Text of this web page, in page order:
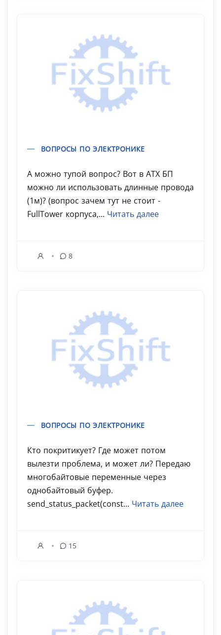
ВОПРОСЫ ПО ЭЛЕКТРОНИКЕ
А можно тупой вопрос? Вот в ATX БП
можно ли использовать длинные провода
(1м)? (вопрос зачем тут не стоит -
FullTower корпуса,... Читать далее
8
ВОПРОСЫ ПО ЭЛЕКТРОНИКЕ
Кто покритикует? Где может потом
вылезти проблема, и может ли? Передаю
многобайтовые переменные через
однобайтовый буфер.
send_status_packet(const... Читать далее
15